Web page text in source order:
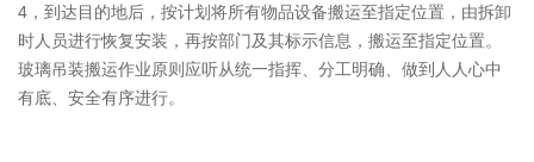
4，到达目的地后，按计划将所有物品设备搬运至指定位置，由拆卸
时人员进行恢复安装，再按部门及其标示信息，搬运至指定位置。
玻璃吊装搬运作业原则应听从统一指挥、分工明确、做到人人心中
有底、安全有序进行。